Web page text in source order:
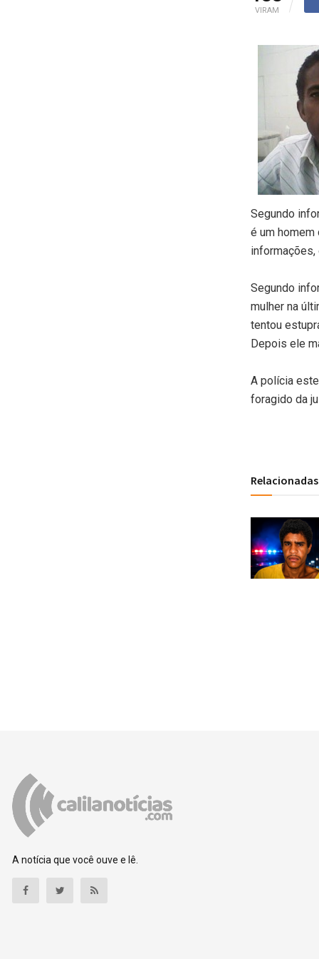
VIRAM
Segundo
é um homem
Segundo
mulher na
tentou
Depois ele
A polícia
foragido da
Relacionadas
A notícia que você ouve e lê.